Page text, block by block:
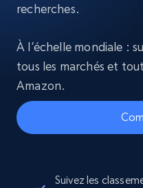
recherches.
À l’échelle mondiale :
tous les marchés et
Amazon.
Suivez les